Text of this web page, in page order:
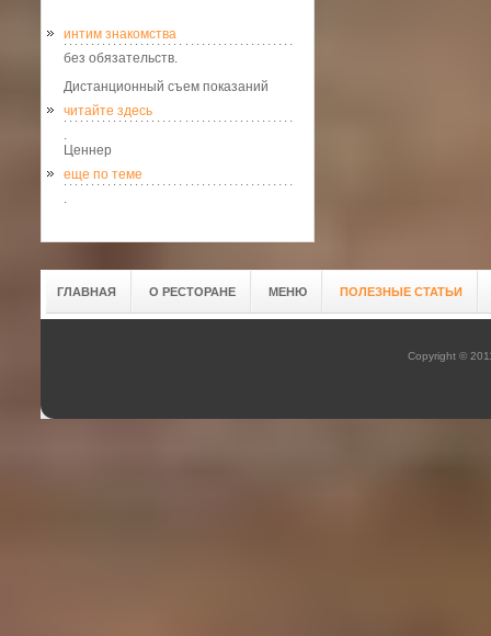
интим знакомства
без обязательств.
Дистанционный съем показаний
читайте здесь
.
Ценнер
еще по теме
.
ГЛАВНАЯ О РЕСТОРАНЕ МЕНЮ ПОЛЕЗНЫЕ СТАТЬИ
Copyright ©